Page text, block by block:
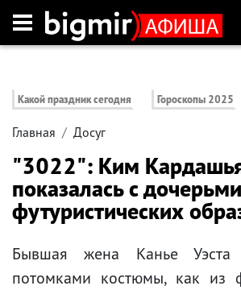
Какой праздник сегодня Гороскопы 2025
Главная Досуг
"3022": Ким
показалась с
футуристических
Бывшая жена Канье Уэста
потомками костюмы, как из